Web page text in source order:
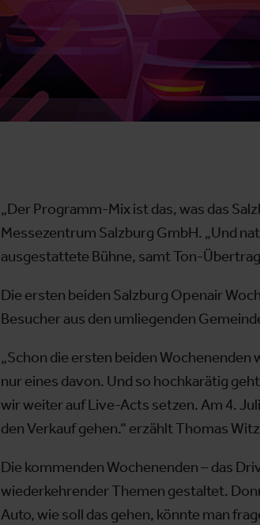
„Der Programm-Mix ist das, was das
Messezentrum Salzburg GmbH. „Und
ausgestattete Bühne, samt Ton-
Die ersten beiden Salzburg Openair
Besucher aus den umliegenden
„Schon die ersten beiden
nur eines davon. Und so hochkarätig
wir weiter auf Live-Acts setzen. Am 4.
den Verkauf gehen.“ erzählt Thomas
Die kommenden Wochenenden – das
wiederkehrender Themen gestaltet.
Auto, wie soll das gehen, könnte man